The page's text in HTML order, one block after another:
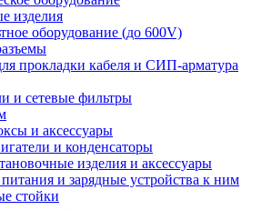
изделия
оборудование (до 600V)
прокладки кабеля и СИП-арматура
и сетевые фильтры
и аксессуары
и конденсаторы
изделия и аксессуары
и зарядные устройства к ним
стойки